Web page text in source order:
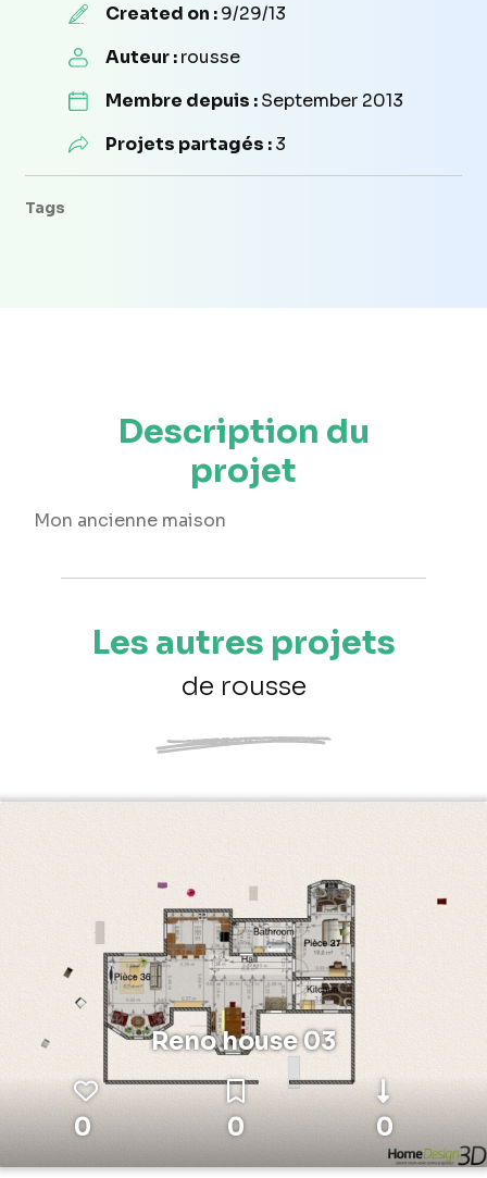
Created on :9/29/13
Auteur :rousse
Membre depuis :September 2013
Projets partagés :3
Tags
Description du
projet
Mon ancienne maison
Les autres projets
de rousse
Reno house 03
0 0 0